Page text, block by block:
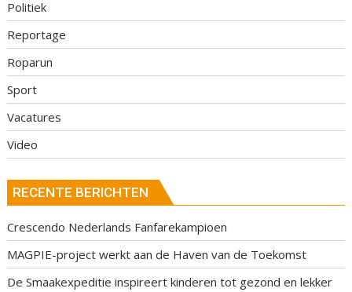
Politiek
Reportage
Roparun
Sport
Vacatures
Video
RECENTE BERICHTEN
Crescendo Nederlands Fanfarekampioen
MAGPIE-project werkt aan de Haven van de Toekomst
De Smaakexpeditie inspireert kinderen tot gezond en lekker